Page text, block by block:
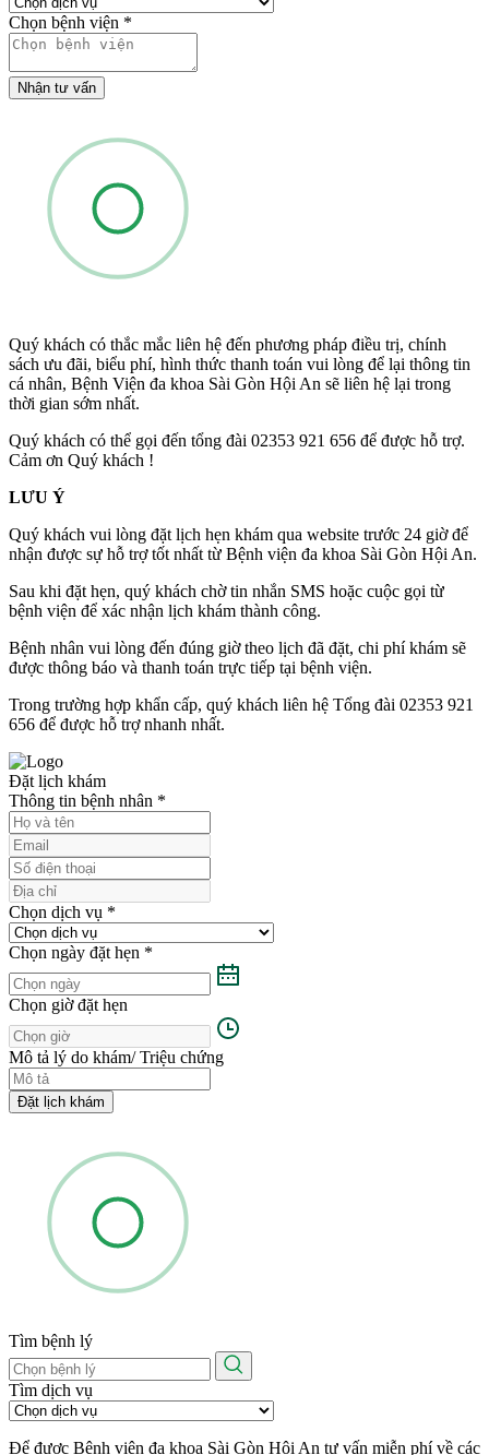
Chọn bệnh viện *
Nhận tư vấn
Quý khách có thắc mắc liên hệ đến phương pháp điều trị, chính
sách ưu đãi, biểu phí, hình thức thanh toán vui lòng để lại thông tin
cá nhân, Bệnh Viện đa khoa Sài Gòn Hội An sẽ liên hệ lại trong
thời gian sớm nhất.
Quý khách có thể gọi đến tổng đài 02353 921 656 để được hỗ trợ.
Cảm ơn Quý khách !
LƯU Ý
Quý khách vui lòng đặt lịch hẹn khám qua website trước 24 giờ để
nhận được sự hỗ trợ tốt nhất từ Bệnh viện đa khoa Sài Gòn Hội An.
Sau khi đặt hẹn, quý khách chờ tin nhắn SMS hoặc cuộc gọi từ
bệnh viện để xác nhận lịch khám thành công.
Bệnh nhân vui lòng đến đúng giờ theo lịch đã đặt, chi phí khám sẽ
được thông báo và thanh toán trực tiếp tại bệnh viện.
Trong trường hợp khẩn cấp, quý khách liên hệ Tổng đài 02353 921
656 để được hỗ trợ nhanh nhất.
Đặt lịch khám
Thông tin bệnh nhân *
Chọn dịch vụ *
Chọn ngày đặt hẹn *
Chọn giờ đặt hẹn
Mô tả lý do khám/ Triệu chứng
Đặt lịch khám
Tìm bệnh lý
Tìm dịch vụ
Để được Bệnh viện đa khoa Sài Gòn Hội An tư vấn miễn phí về các